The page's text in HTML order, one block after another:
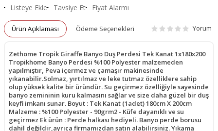
Listeye Ekle Tavsiye Et Fiyat Alarmı
Ürün Açıklaması Ödeme Seçenekleri Yorum
Zethome Tropik Giraffe Banyo Duş Perdesi Tek Kanat 1x180x200
Tropikhome Banyo Perdesi %100 Polyester malzemeden
yapılmıştır, Peva içermez ve çamaşır makinesinde
yıkanabilir.Solmaz, yırtılmaz ve leke tutmaz özelliklere sahip
olup yüksek kalite bir üründür. Su geçirmez özelliğiyle sayesinde
banyo zemininin kuru kalmasını sağlar ve size daha güzel bir duş
keyfi imkanı sunar. Boyut : Tek Kanat (1adet) 180cm X 200cm
Malzeme : %100 Polyester - 90grm2 - Küfe dayanıklı ve su
geçirmez Ek ürün : Perde halkası hediyeli. Banyo perde borusu
dahil değildir,ayrıca firmamızdan satın alabilirsiniz. Yıkama